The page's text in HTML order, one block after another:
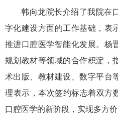
韩向龙院长介绍了我院在
字化建设方面的工作基础，表
推进口腔医学智能化发展。杨
规划教材等领域的合作积淀，
术出版、教材建设、数字平台
理表示，本次签约标志着双方
口腔医学的新阶段，实现多方价